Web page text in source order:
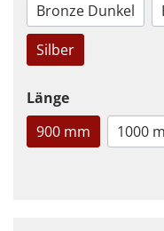
Bronze Dunkel
Silber
Länge
900 mm
1000